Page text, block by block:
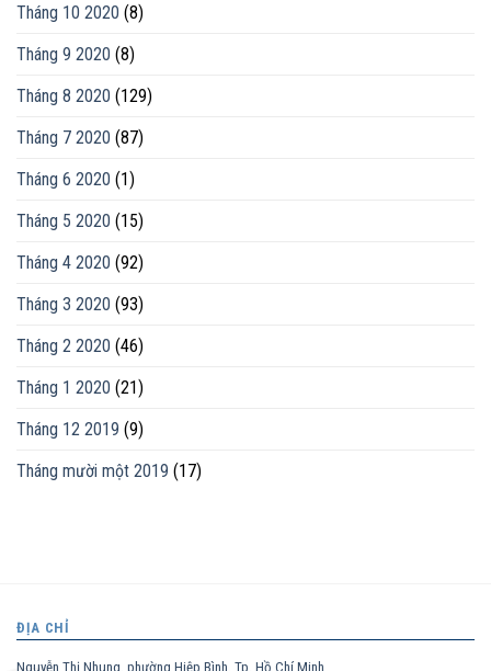
Tháng 10 2020 (8)
Tháng 9 2020 (8)
Tháng 8 2020 (129)
Tháng 7 2020 (87)
Tháng 6 2020 (1)
Tháng 5 2020 (15)
Tháng 4 2020 (92)
Tháng 3 2020 (93)
Tháng 2 2020 (46)
Tháng 1 2020 (21)
Tháng 12 2019 (9)
Tháng mười một 2019 (17)
ĐỊA CHỈ
Nguyễn Thị Nhung, phường Hiệp Bình, Tp. Hồ Chí Minh